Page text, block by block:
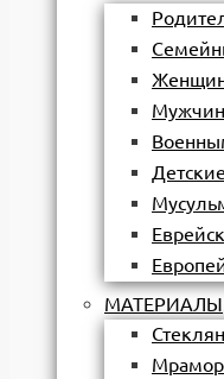
Детские
МАТЕРИАЛЫ